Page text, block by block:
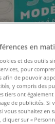
en
et des outils
pour
afin de pouvoir
y compris des
tiers ont
de publicités. Si
vous souhaitez en
sur «